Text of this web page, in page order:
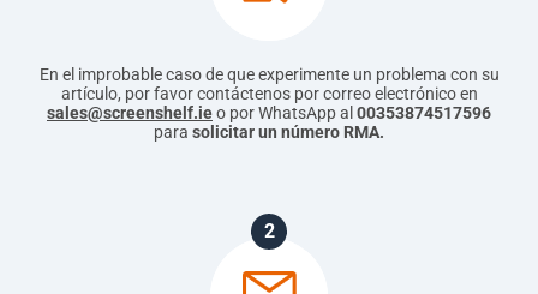
En el improbable caso de que experimente un problema con su
artículo, por favor contáctenos por correo electrónico en
sales@screenshelf.ieo por WhatsApp al 00353874517596
para solicitar un número RMA.
2